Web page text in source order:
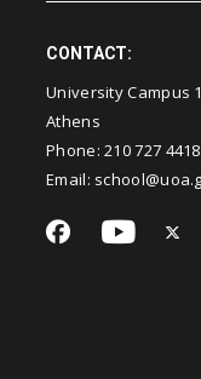
CONTACT:
University Campus
Athens
Phone:210 727 4418
Email: